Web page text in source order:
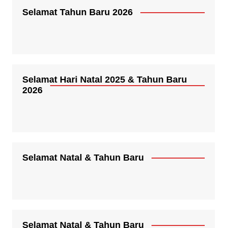
Selamat Tahun Baru 2026
Selamat Hari Natal 2025 & Tahun Baru
2026
Selamat Natal & Tahun Baru
Selamat Natal & Tahun Baru